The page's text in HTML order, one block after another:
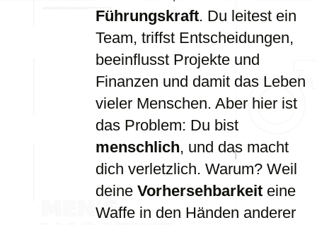
Führungskraft. Du leitest ein
Team, triffst Entscheidungen,
beeinflusst Projekte und
Finanzen und damit das Leben
vieler Menschen. Aber hier ist
das Problem: Du bist
menschlich, und das macht
dich verletzlich. Warum? Weil
deine Vorhersehbarkeit eine
Waffe in den Händen anderer